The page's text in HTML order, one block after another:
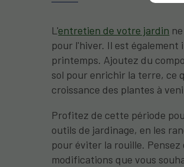
L'entretien de votre jardin
pour l'hiver. Il est
printemps. Ajoutez du
sol pour enrichir la terre, ce
croissance des plantes à
Profitez de cette période
outils de jardinage, en les
pour éviter la rouille.
modifications que vous